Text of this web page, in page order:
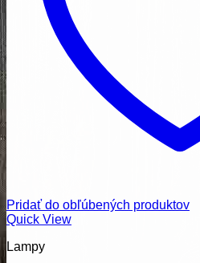
Pridať do obľúbených produktov
Quick View
Lampy